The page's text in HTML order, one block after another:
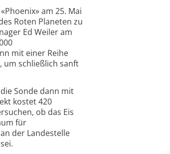
am 25. Mai
Roten Planeten zu
Ed Weiler am
mit einer Reihe
um schließlich sanft
Sonde dann mit
kostet 420
ob das Eis
für
der Landestelle